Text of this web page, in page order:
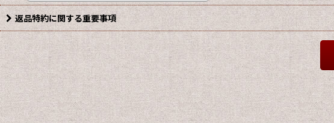
返品特約に関する重要事項